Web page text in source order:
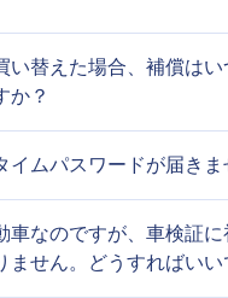
い替えた場合、補償は
か？
イムパスワードが届きま
車なのですが、車検証に
ません。どうすればいい